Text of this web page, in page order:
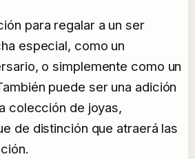
para regalar a un ser
especial, como un
o simplemente como un
puede ser una adición
colección de joyas,
de distinción que atraerá las